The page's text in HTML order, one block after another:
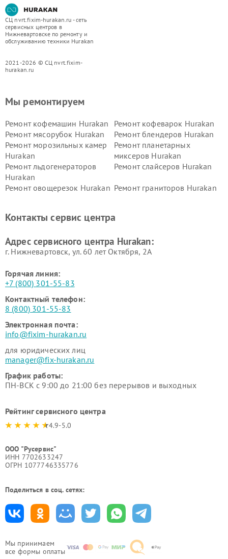
СЦ nvrt.fixim-hurakan.ru - сеть
сервисных центров в
Нижневартовске по ремонту и
обслуживанию техники Hurakan
2021-2026 © СЦ nvrt.fixim-
hurakan.ru
Мы принимаем
все формы оплаты
Мы ремонтируем
Ремонт кофемашин Hurakan
Ремонт кофеварок Hurakan
Ремонт мясорубок Hurakan
Ремонт блендеров Hurakan
Ремонт морозильных камер
Hurakan
Ремонт планетарных
миксеров Hurakan
Ремонт льдогенераторов
Hurakan
Ремонт слайсеров Hurakan
Ремонт овощерезок Hurakan Ремонт граниторов Hurakan
Hurakan
Контакты сервис центра
Адрес сервисного центра Hurakan:
г. Нижневартовск, ул. 60 лет Октября, 2А
Горячая линия:
+7 (800) 301-55-83
Контактный телефон:
8 (800) 301-55-83
Электронная почта:
info@fixim-hurakan.ru
для юридических лиц
manager@fix-hurakan.ru
График работы:
ПН-ВСК с 9:00 до 21:00 без перерывов и выходных
Рейтинг сервисного центра
4.9-5.0
ООО "Русервис"
ИНН 7702633247
ОГРН 1077746335776
Поделиться в соц. сетях: